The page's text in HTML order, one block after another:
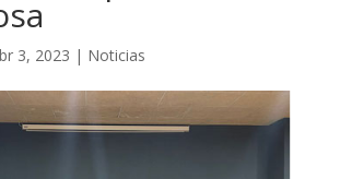
3, 2023 | Noticias